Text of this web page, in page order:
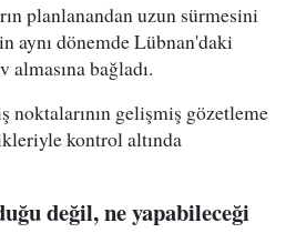
planlanandan uzun sürmesini
dönemde Lübnan'daki
almasına bağladı.
noktalarının gelişmiş gözetleme
kontrol altında
değil, ne yapabileceği